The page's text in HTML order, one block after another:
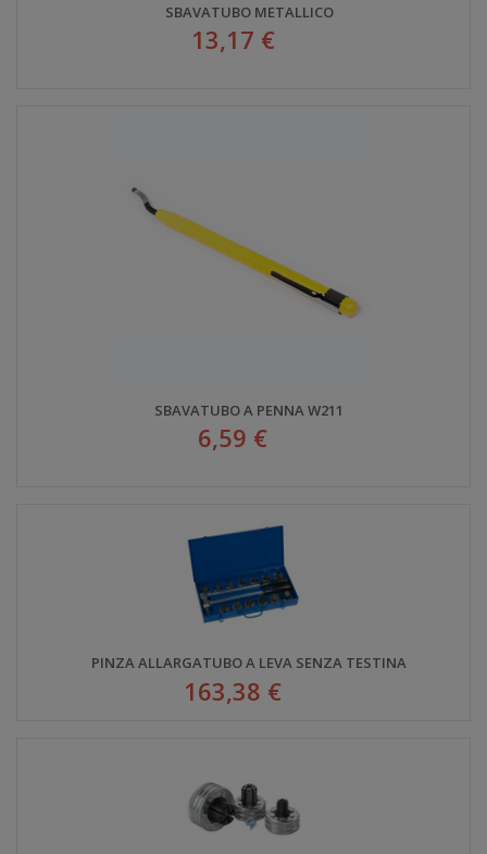
SBAVATUBO METALLICO
13,17 €
SBAVATUBO A PENNA W211
6,59 €
PINZA ALLARGATUBO A LEVA SENZA TESTINA
163,38 €